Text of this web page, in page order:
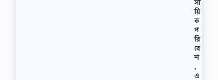
সা
য়ি
ক
প
রি
বে
শ
,
এ